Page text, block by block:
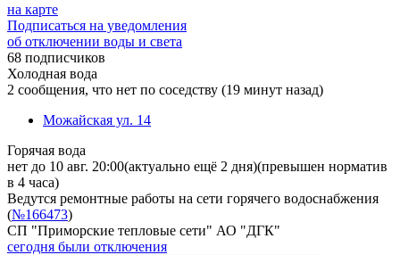
на карте
Подписаться на уведомления
об отключении воды и света
68 подписчиков
Холодная вода
2 сообщения, что нет по соседству (19 минут назад)
Можайская ул. 14
Горячая вода
нет до 10 авг. 20:00(актуально ещё 2 дня)(превышен норматив
в 4 часа)
Ведутся ремонтные работы на сети горячего водоснабжения
(№166473)
СП "Приморские тепловые сети" АО "ДГК"
сегодня были отключения